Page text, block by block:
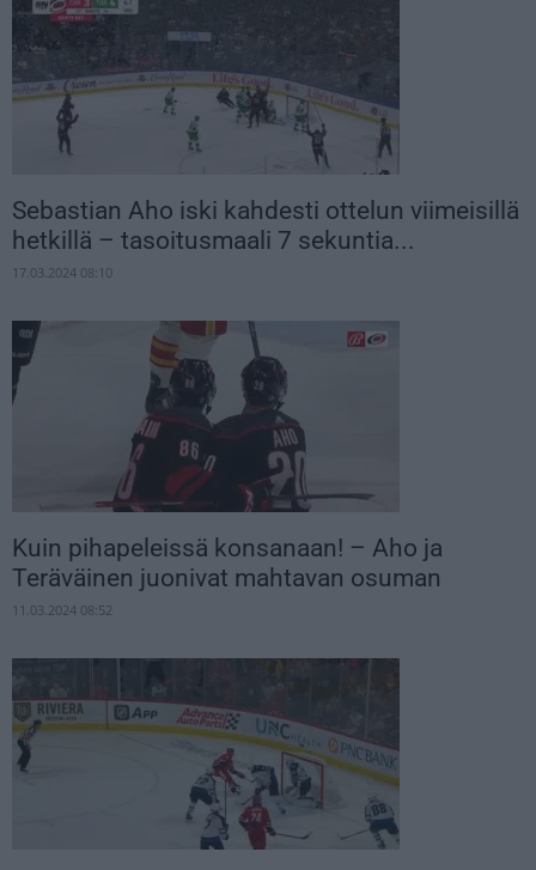
Sebastian Aho iski kahdesti ottelun viimeisillä
hetkillä – tasoitusmaali 7 sekuntia...
17.03.2024 08:10
Kuin pihapeleissä konsanaan! – Aho ja
Teräväinen juonivat mahtavan osuman
11.03.2024 08:52